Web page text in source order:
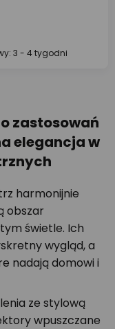
3 - 4 tygodni
zastosowań
elegancja w
harmonijnie
obszar
świetle. Ich
wygląd, a
nadają domowi i
ze stylową
wpuszczane